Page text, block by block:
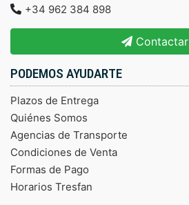
+34 962 384 898
Contactar
PODEMOS AYUDARTE
Plazos de Entrega
Quiénes Somos
Agencias de Transporte
Condiciones de Venta
Formas de Pago
Horarios Tresfan